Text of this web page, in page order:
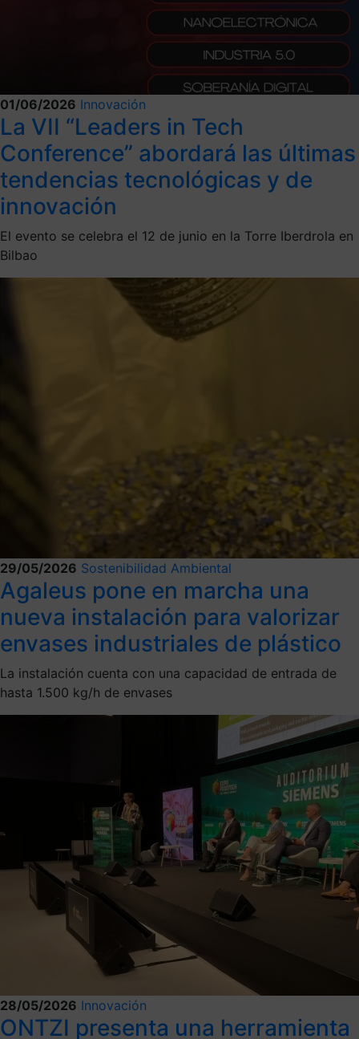
01/06/2026 Innovación
La VII “Leaders in Tech
Conference” abordará las últimas
tendencias tecnológicas y de
innovación
El evento se celebra el 12 de junio en la Torre Iberdrola en
Bilbao
29/05/2026 Sostenibilidad Ambiental
Agaleus pone en marcha una
nueva instalación para valorizar
envases industriales de plástico
La instalación cuenta con una capacidad de entrada de
hasta 1.500 kg/h de envases
28/05/2026 Innovación
ONTZI presenta una herramienta